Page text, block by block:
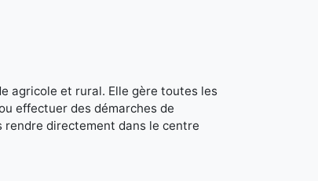
agricole et rural. Elle gère toutes les
effectuer des démarches de
rendre directement dans le centre